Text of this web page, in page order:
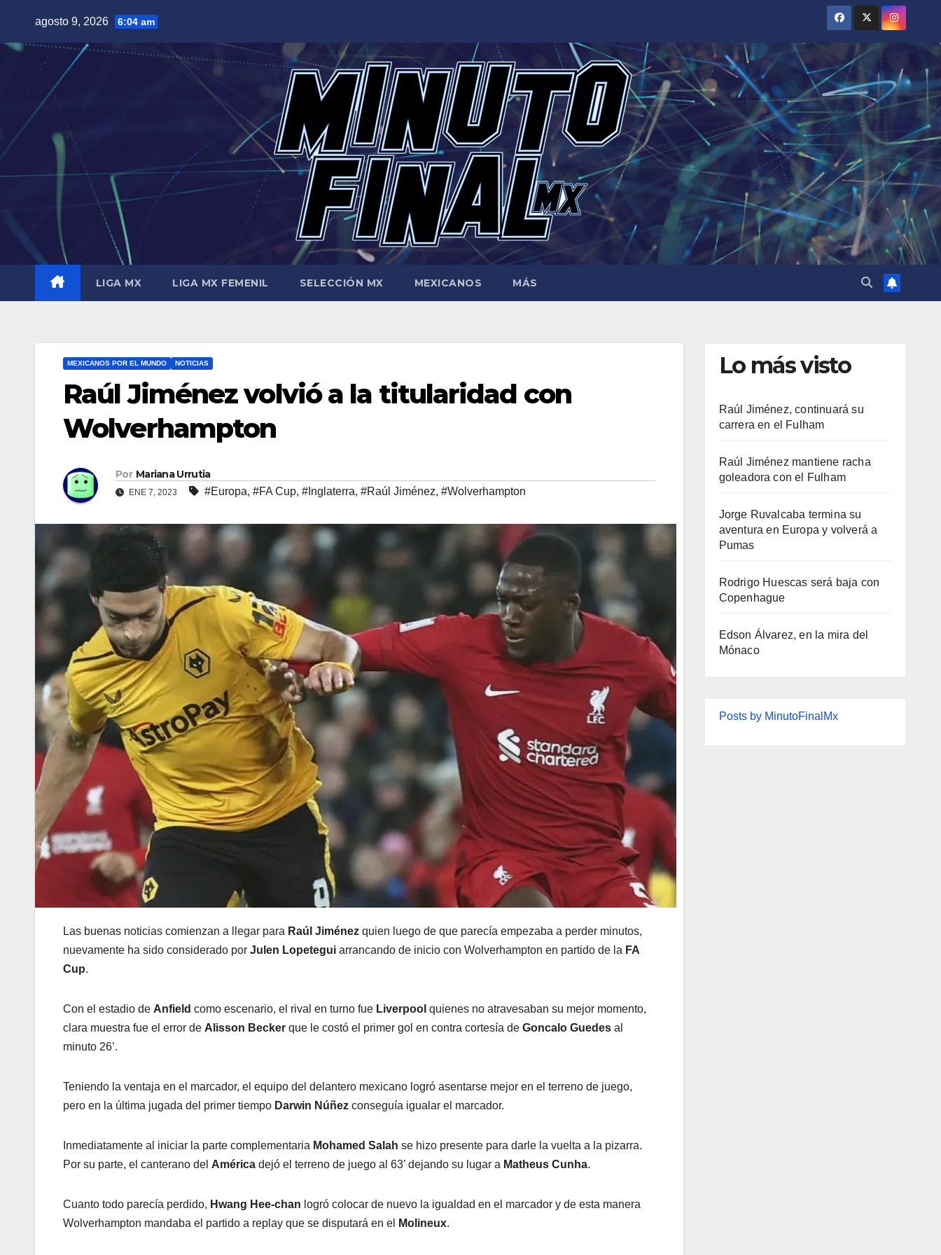
contenido
agosto 9, 2026 6:04 am
LIGA MX LIGA MX FEMENIL SELECCIÓN MX MEXICANOS MÁS
MEXICANOS POR EL MUNDO NOTICIAS
Raúl Jiménez volvió a la titularidad con
Wolverhampton
Por Mariana Urrutia
ENE 7, 2023 #Europa, #FA Cup, #Inglaterra, #Raúl Jiménez, #Wolverhampton
Las buenas noticias comienzan a llegar para Raúl Jiménez quien luego de que parecía empezaba a perder minutos,
nuevamente ha sido considerado por Julen Lopetegui arrancando de inicio con Wolverhampton en partido de la FA
Cup.
Con el estadio de Anfield como escenario, el rival en turno fue Liverpool quienes no atravesaban su mejor momento,
clara muestra fue el error de Alisson Becker que le costó el primer gol en contra cortesía de Goncalo Guedes al
minuto 26’.
Teniendo la ventaja en el marcador, el equipo del delantero mexicano logró asentarse mejor en el terreno de juego,
pero en la última jugada del primer tiempo Darwin Núñez conseguía igualar el marcador.
Inmediatamente al iniciar la parte complementaria Mohamed Salah se hizo presente para darle la vuelta a la pizarra.
Por su parte, el canterano del América dejó el terreno de juego al 63’ dejando su lugar a Matheus Cunha.
Cuanto todo parecía perdido, Hwang Hee-chan logró colocar de nuevo la igualdad en el marcador y de esta manera
Wolverhampton mandaba el partido a replay que se disputará en el
Molineux.
Lo más visto
Raúl Jiménez, continuará su
carrera en el Fulham
Raúl Jiménez mantiene racha
goleadora con el Fulham
Jorge Ruvalcaba termina su
aventura en Europa y volverá a
Pumas
Rodrigo Huescas será baja con
Copenhague
Edson Álvarez, en la mira del
Mónaco
Posts by MinutoFinalMx